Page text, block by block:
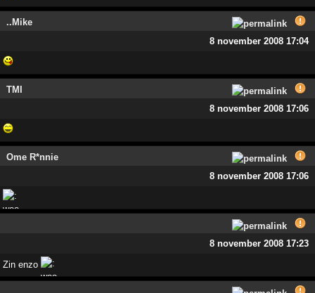
..Mike
8 november 2008 17:04
TMI
8 november 2008 17:06
Ome R*nnie
8 november 2008 17:06
8 november 2008 17:23
Zin enzo